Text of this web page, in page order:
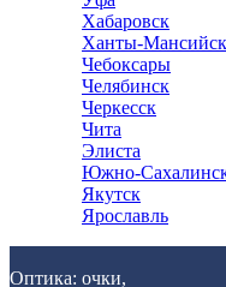
Хабаровск
Ханты-Мансийск
Чебоксары
Челябинск
Черкесск
Чита
Элиста
Южно-
Якутск
Ярославль
Оптика: очки,